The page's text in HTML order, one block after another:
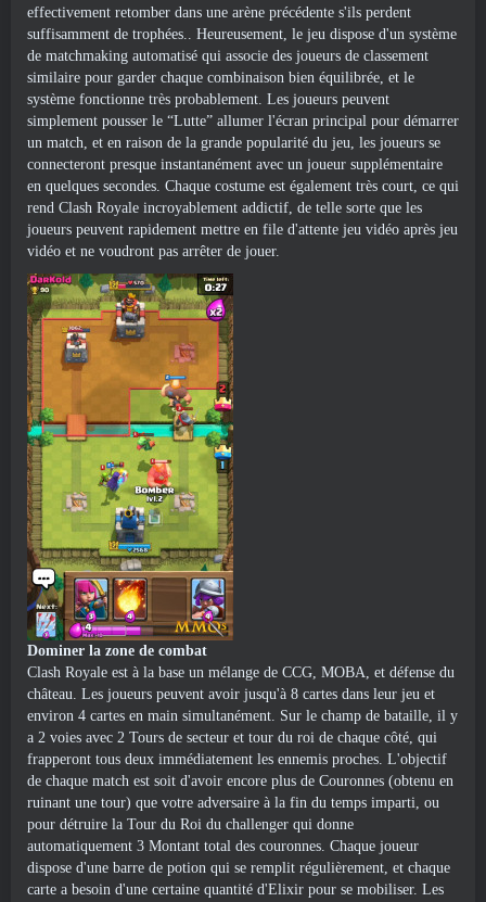
effectivement retomber dans une arène précédente s'ils perdent
suffisamment de trophées.. Heureusement, le jeu dispose d'un système
de matchmaking automatisé qui associe des joueurs de classement
similaire pour garder chaque combinaison bien équilibrée, et le
système fonctionne très probablement. Les joueurs peuvent
simplement pousser le “Lutte” allumer l'écran principal pour démarrer
un match, et en raison de la grande popularité du jeu, les joueurs se
connecteront presque instantanément avec un joueur supplémentaire
en quelques secondes. Chaque costume est également très court, ce qui
rend Clash Royale incroyablement addictif, de telle sorte que les
joueurs peuvent rapidement mettre en file d'attente jeu vidéo après jeu
vidéo et ne voudront pas arrêter de jouer.
Dominer la zone de combat
Clash Royale est à la base un mélange de CCG, MOBA, et défense du
château. Les joueurs peuvent avoir jusqu'à 8 cartes dans leur jeu et
environ 4 cartes en main simultanément. Sur le champ de bataille, il y
a 2 voies avec 2 Tours de secteur et tour du roi de chaque côté, qui
frapperont tous deux immédiatement les ennemis proches. L'objectif
de chaque match est soit d'avoir encore plus de Couronnes (obtenu en
ruinant une tour) que votre adversaire à la fin du temps imparti, ou
pour détruire la Tour du Roi du challenger qui donne
automatiquement 3 Montant total des couronnes. Chaque joueur
dispose d'une barre de potion qui se remplit régulièrement, et chaque
carte a besoin d'une certaine quantité d'Elixir pour se mobiliser. Les